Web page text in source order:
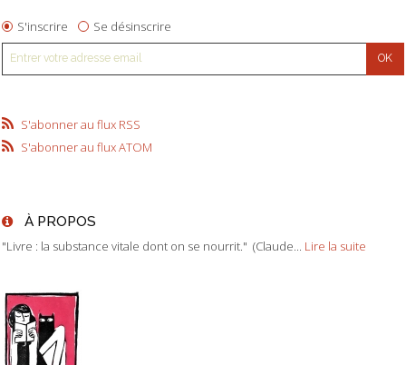
S'inscrire Se désinscrire
S'abonner au flux RSS
S'abonner au flux ATOM
À PROPOS
"Livre : la substance vitale dont on se nourrit." (Claude... Lire la suite